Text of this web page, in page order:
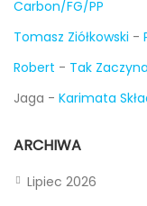
Carbon/FG/PP
Tomasz Ziółkowski -
Robert - Tak
Jaga - Karimata
ARCHIWA
Lipiec 2026